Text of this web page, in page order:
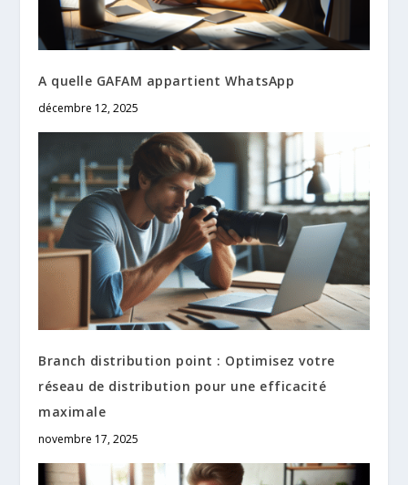
A quelle GAFAM appartient WhatsApp
décembre 12, 2025
Branch distribution point : Optimisez votre
réseau de distribution pour une efficacité
maximale
novembre 17, 2025